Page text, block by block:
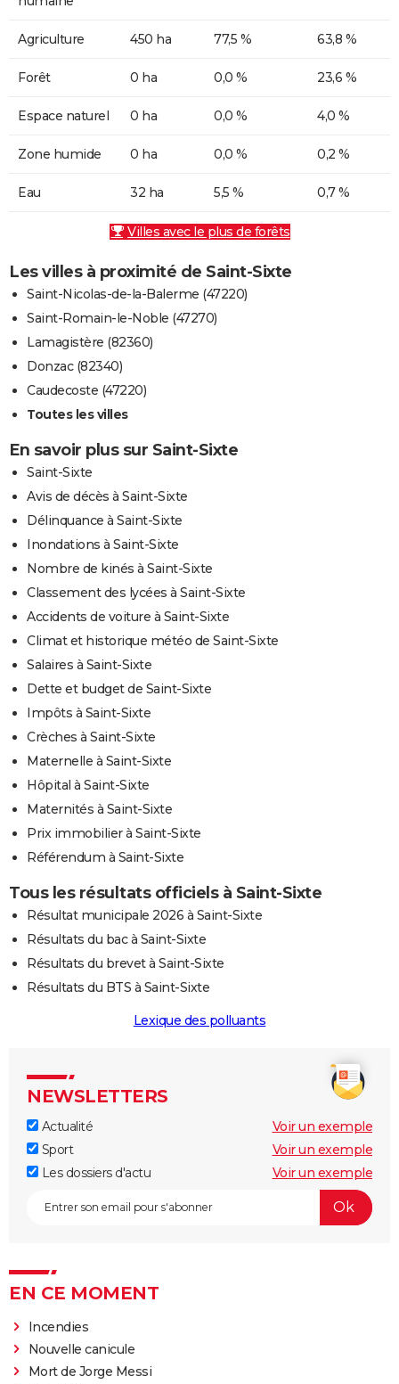
Agriculture 450 ha 77,5 % 63,8 %
Forêt 0 ha 0,0 % 23,6 %
Espace naturel 0 ha 0,0 % 4,0 %
Zone humide 0 ha 0,0 % 0,2 %
Eau 32 ha 5,5 % 0,7 %
Villes avec le plus de forêts
Les villes à proximité de Saint-Sixte
Saint-Nicolas-de-la-Balerme (47220)
Saint-Romain-le-Noble (47270)
Lamagistère (82360)
Donzac (82340)
Caudecoste (47220)
Toutes les villes
En savoir plus sur Saint-Sixte
Saint-Sixte
Avis de décès à Saint-Sixte
Délinquance à Saint-Sixte
Inondations à Saint-Sixte
Nombre de kinés à Saint-Sixte
Classement des lycées à Saint-Sixte
Accidents de voiture à Saint-Sixte
Climat et historique météo de Saint-Sixte
Salaires à Saint-Sixte
Dette et budget de Saint-Sixte
Impôts à Saint-Sixte
Crèches à Saint-Sixte
Maternelle à Saint-Sixte
Hôpital à Saint-Sixte
Maternités à Saint-Sixte
Prix immobilier à Saint-Sixte
Référendum à Saint-Sixte
Tous les résultats officiels à Saint-Sixte
Résultat municipale 2026 à Saint-Sixte
Résultats du bac à Saint-Sixte
Résultats du brevet à Saint-Sixte
Résultats du BTS à Saint-Sixte
Lexique des polluants
NEWSLETTERS
Actualité
Voir un exemple
Sport
Voir un exemple
Les dossiers d'actu
Voir un exemple
EN CE MOMENT
Incendies
Nouvelle canicule
Mort de Jorge Messi